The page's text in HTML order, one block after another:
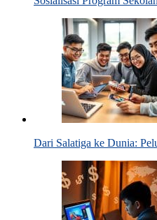
Dari Salatiga ke Dunia: